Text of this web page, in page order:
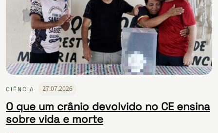
CIÊNCIA 27.07.2026
O que um crânio devolvido no CE ensina
sobre vida e morte